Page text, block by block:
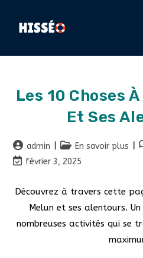
Les 10 Choses
Et Ses
admin En savoir plus
février 3, 2025
Découvrez à travers cette
Melun et ses alentours.
nombreuses activités qui se